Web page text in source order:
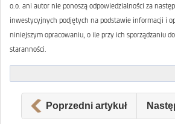
o.o. ani autor nie ponoszą odpowiedzialności za
inwestycyjnych podjętych na podstawie informacji i
niniejszym opracowaniu, o ile przy ich sporządzaniu
staranności.
Poprzedni artykuł